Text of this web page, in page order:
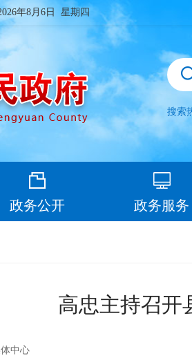
年8月6日 星期四
搜索
政务公开 政务服务
高忠主持召开
中心